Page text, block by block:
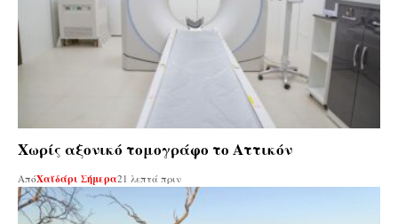
Χωρίς αξονικό τομογράφο το Αττικόν
ΑπόΧαϊδάρι Σήμερα21 λεπτά πριν